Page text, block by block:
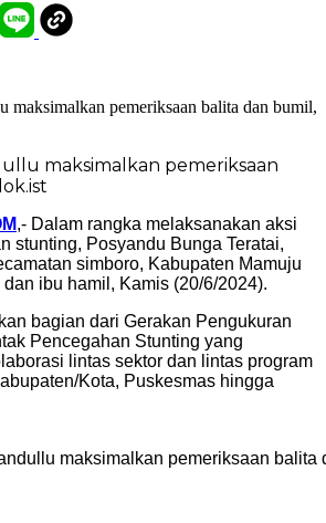
maksimalkan pemeriksaan
,- Dalam rangka melaksanakan aksi
stunting, Posyandu Bunga Teratai,
simboro, Kabupaten Mamuju
ibu hamil, Kamis (20/6/2024).
bagian dari Gerakan Pengukuran
Pencegahan Stunting yang
lintas sektor dan lintas program
Kota, Puskesmas hingga
maksimalkan pemeriksaan balita